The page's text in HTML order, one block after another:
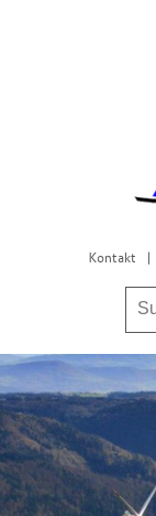
Kontakt |
Leben